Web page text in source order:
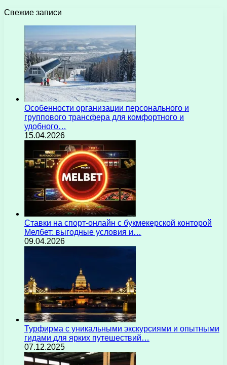
Свежие записи
Особенности организации персонального и
группового трансфера для комфортного и
удобного…
15.04.2026
Ставки на спорт-онлайн с букмекерской конторой
Мелбет: выгодные условия и…
09.04.2026
Турфирма с уникальными экскурсиями и опытными
гидами для ярких путешествий…
07.12.2025